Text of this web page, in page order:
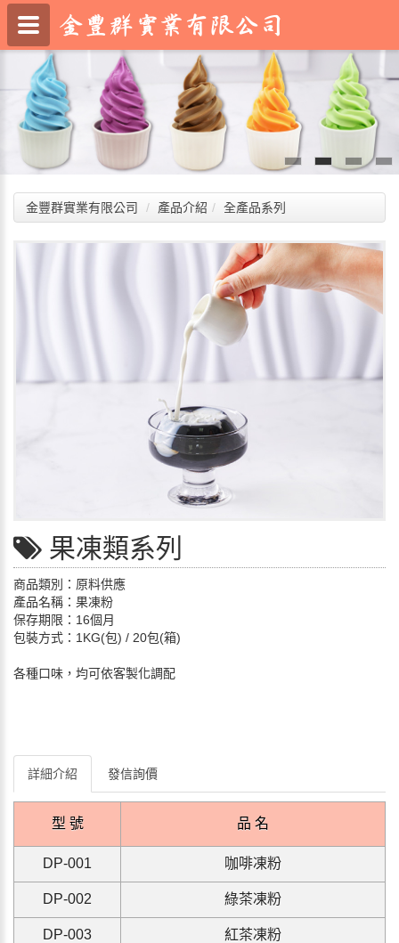
金豐群實業有限公司 產品介紹 全產品系列
果凍類系列
商品類別：原料供應
產品名稱：果凍粉
保存期限：16個月
包裝方式：1KG(包) / 20包(箱)
各種口味，均可依客製化調配
詳細介紹 發信詢價
型 號 品 名
DP-001 咖啡凍粉
DP-002 綠茶凍粉
DP-003 紅茶凍粉